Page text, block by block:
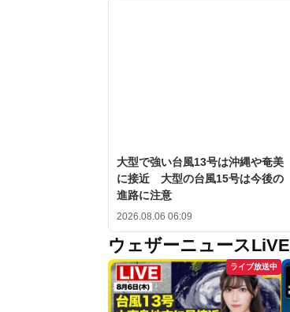
大型で強い台風13号は沖縄や奄美
に接近 大型の台風15号は今後の
進路に注意
2026.08.06 06:09
ウェザーニュースLiVE
ライブ放送中